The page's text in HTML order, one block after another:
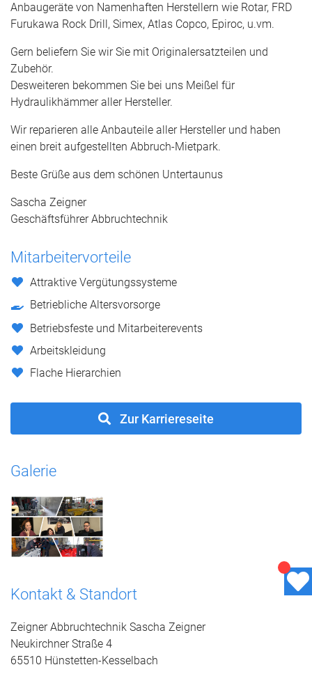
Anbaugeräte von Namenhaften Herstellern wie Rotar, FRD
Furukawa Rock Drill, Simex, Atlas Copco, Epiroc, u.vm.
Gern beliefern Sie wir Sie mit Originalersatzteilen und
Zubehör.
Desweiteren bekommen Sie bei uns Meißel für
Hydraulikhämmer aller Hersteller.
Wir reparieren alle Anbauteile aller Hersteller und haben
einen breit aufgestellten Abbruch-Mietpark.
Beste Grüße aus dem schönen Untertaunus
Sascha Zeigner
Geschäftsführer Abbruchtechnik
Mitarbeitervorteile
Attraktive Vergütungssysteme
Betriebliche Altersvorsorge
Betriebsfeste und Mitarbeiterevents
Arbeitskleidung
Flache Hierarchien
Zur Karriereseite
Galerie
Kontakt & Standort
Zeigner Abbruchtechnik Sascha Zeigner
Neukirchner Straße 4
65510 Hünstetten-Kesselbach